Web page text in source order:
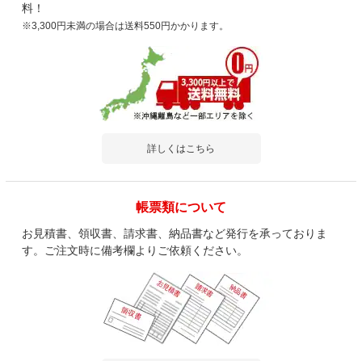
すべてのお客様のコメント見る
レビュー数1件
平均評価5.0
購入確認済み
しっかりした作りで良かったです。
料！
※3,300円未満の場合は送料550円かかります。
詳しくはこちら
帳票類について
お見積書、領収書、請求書、納品書など発行を承っておりま
す。ご注文時に備考欄よりご依頼ください。